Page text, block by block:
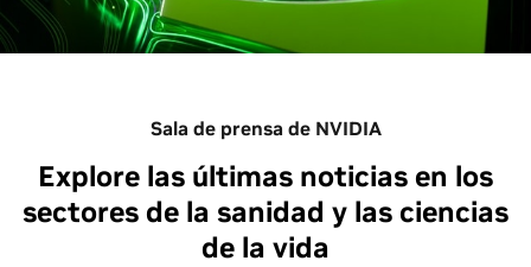
Sala de prensa de NVIDIA
Explore las últimas noticias en los
sectores de la sanidad y las ciencias
de la vida